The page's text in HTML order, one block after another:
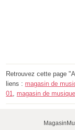
Retrouvez cette page
liens : magasin de
01
magasin de